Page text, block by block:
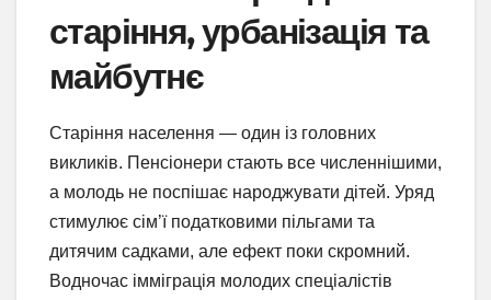
старіння, урбанізація та
майбутнє
Старіння населення — один із головних
викликів. Пенсіонери стають все численнішими,
а молодь не поспішає народжувати дітей. Уряд
стимулює сім’ї податковими пільгами та
дитячим садками, але ефект поки скромний.
Водночас імміграція молодих спеціалістів